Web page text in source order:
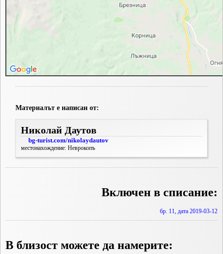
Материалът е написан от:
Николай Даутов
bg-turist.com/nikolaydautov
местонахождение: Неврокопъ
Включен в списание:
бр. 11, дата 2019-03-12
В близост можете да намерите: